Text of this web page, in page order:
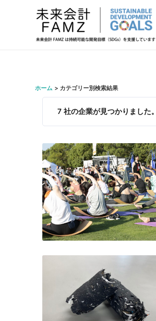
ホーム カテゴリー別検索結果
7 社の企業が見つかりました。